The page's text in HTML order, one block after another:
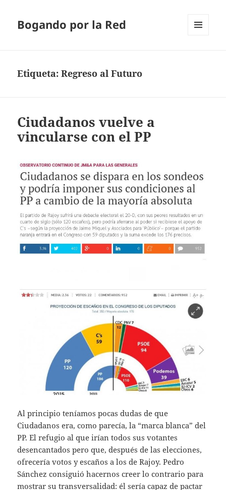
Bogando por la Red
Etiqueta:Regreso al Futuro
Ciudadanos vuelve a
vincularse con el PP
Al principio teníamos pocas dudas de que
Ciudadanos era, como parecía, la “marca blanca” del
PP. El refugio al que irían todos sus votantes
desencantados pero que, después de las elecciones,
ofrecería votos y escaños a los de Rajoy. Pedro
Sánchez consiguió hacernos creer lo contrario para
mostrar su transversalidad: él sería capaz de pactar